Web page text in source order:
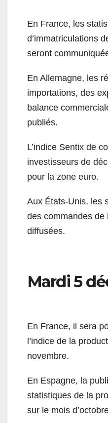
En France, les
d’immatriculations
seront
En Allemagne, les
importations, des
balance
publiés.
L’indice Sentix de
investisseurs de
pour la zone euro.
Aux États-Unis, les
des commandes de
diffusées.
Mardi 5
En France, il sera
l’indice de la
novembre.
En Espagne, la
statistiques de la
sur le mois